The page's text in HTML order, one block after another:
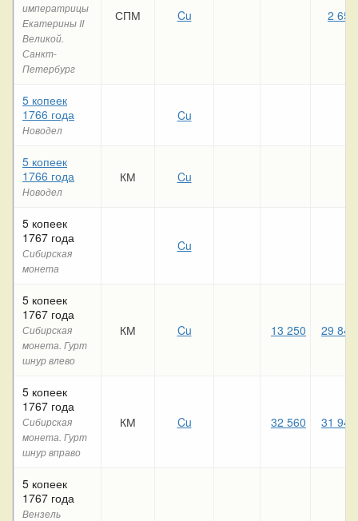
императрицы
Екатерины II
Великой.
Санкт-
Петербург
СПМ Cu 2 650
5 копеек
1766 года
Новодел
Cu
5 копеек
1766 года
Новодел
КМ Cu
5 копеек
1767 года
Сибирская
монета
Cu
5 копеек
1767 года
Сибирская
монета. Гурт
шнур влево
КМ Cu 13 250 29 840
5 копеек
1767 года
Сибирская
монета. Гурт
шнур вправо
КМ Cu 32 560 31 940
5 копеек
1767 года
Вензель